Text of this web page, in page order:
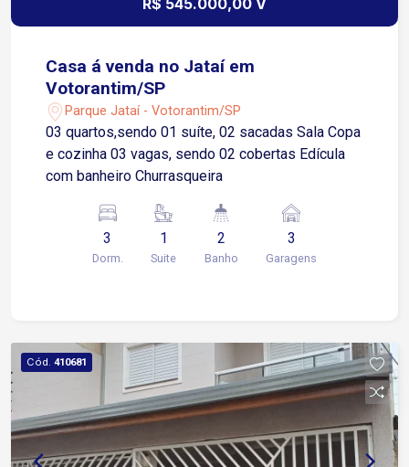
R$ 545.000,00 V
Casa á venda no Jataí em
Votorantim/SP
Parque Jataí - Votorantim/SP
03 quartos,sendo 01 suíte, 02 sacadas Sala Copa
e cozinha 03 vagas, sendo 02 cobertas Edícula
com banheiro Churrasqueira
3
Dorm.
1
Suite
2
Banho
3
Garagens
Cód. 410681